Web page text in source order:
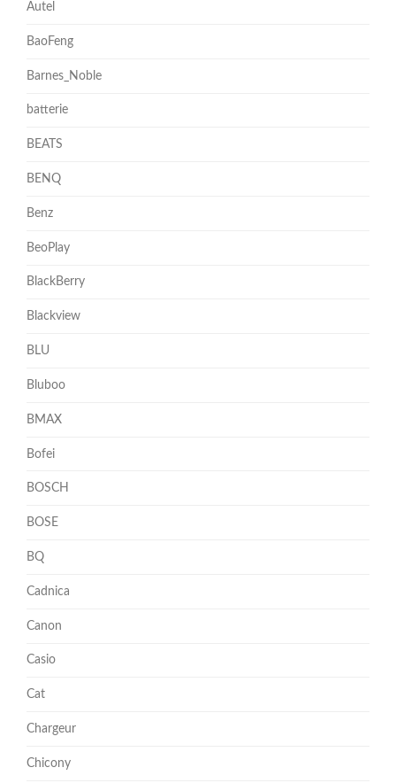
Autel
BaoFeng
Barnes_Noble
batterie
BEATS
BENQ
Benz
BeoPlay
BlackBerry
Blackview
BLU
Bluboo
BMAX
Bofei
BOSCH
BOSE
BQ
Cadnica
Canon
Casio
Cat
Chargeur
Chicony